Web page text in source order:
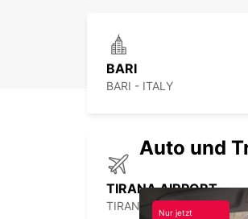
BARI
BARI - ITALY
TIRANA AIRPORT
TIRANA - ALBANIA
Auto und
Nur jetzt